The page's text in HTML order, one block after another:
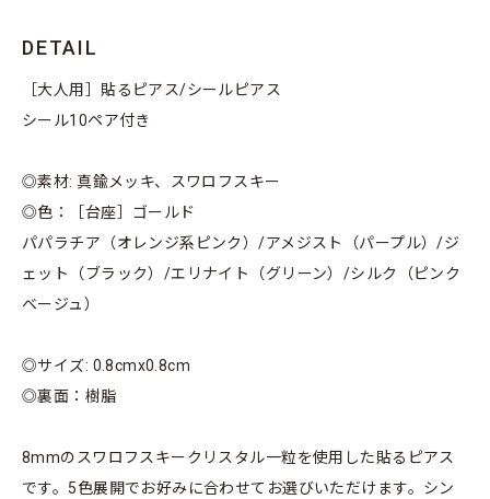
DETAIL
［大人用］貼るピアス/シールピアス
シール10ペア付き
◎素材: 真鍮メッキ、スワロフスキー
◎色：［台座］ゴールド
パパラチア（オレンジ系ピンク）/アメジスト（パープル）/ジ
ェット（ブラック）/エリナイト（グリーン）/シルク（ピンク
ベージュ）
◎サイズ: 0.8cmx0.8cm
◎裏面：樹脂
8mmのスワロフスキークリスタル一粒を使用した貼るピアス
です。5色展開でお好みに合わせてお選びいただけます。シン